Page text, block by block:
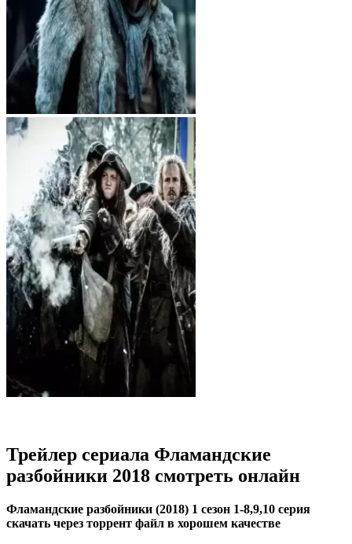
Трейлер сериала Фламандские
разбойники 2018 смотреть онлайн
Фламандские разбойники (2018) 1 сезон 1-8,9,10 серия
скачать через торрент файл в хорошем качестве